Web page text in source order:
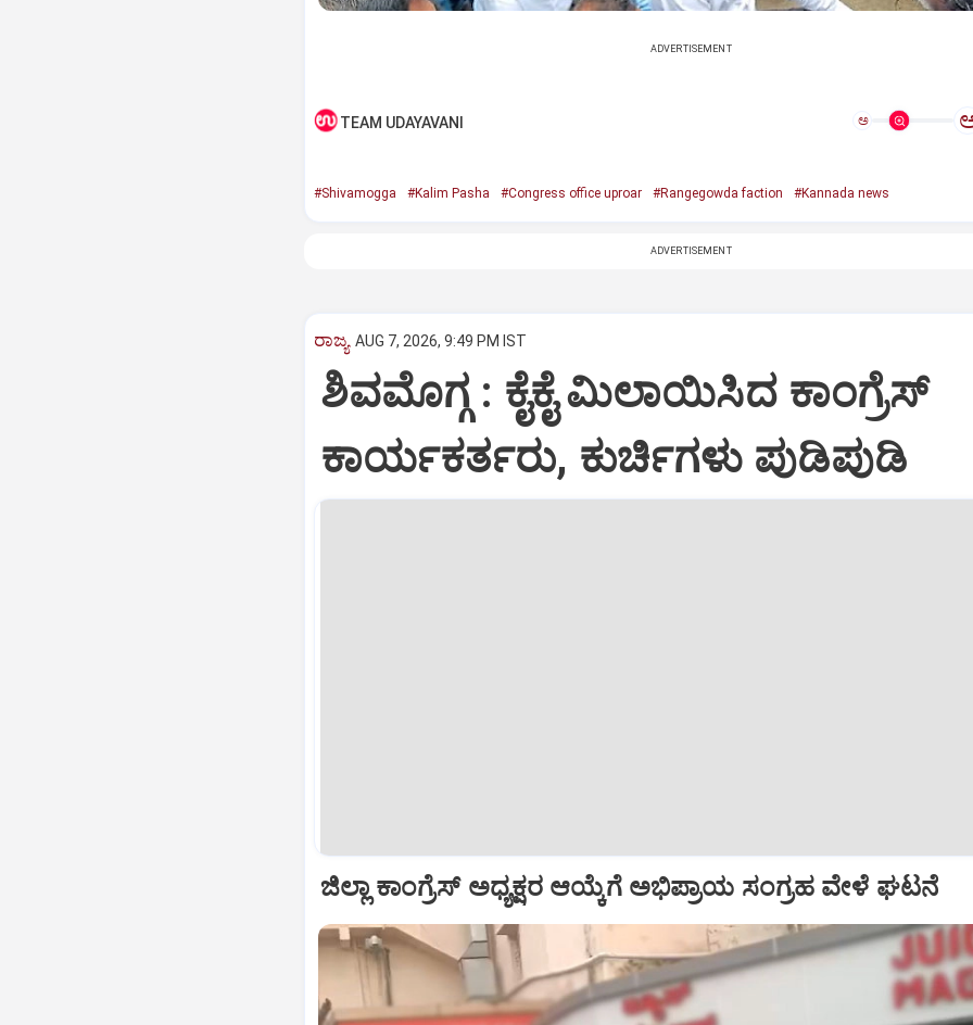
ADVERTISEMENT
TEAM UDAYAVANI ಅ
#Shivamogga #Kalim Pasha #Congress office uproar #Rangegowda faction #Kannada news
ADVERTISEMENT
ರಾಜ್ಯ AUG 7, 2026, 9:49 PM IST
ಶಿವಮೊಗ್ಗ : ಕೈಕೈ ಮಿಲಾಯಿಸಿದ ಕಾಂಗ್ರೆಸ್
ಕಾರ್ಯಕರ್ತರು, ಕುರ್ಚಿಗಳು ಪುಡಿಪುಡಿ
ಜಿಲ್ಲಾ ಕಾಂಗ್ರೆಸ್ ಅಧ್ಯಕ್ಷರ ಆಯ್ಕೆಗೆ ಅಭಿಪ್ರಾಯ ಸಂಗ್ರಹ ವೇಳೆ ಘಟನೆ